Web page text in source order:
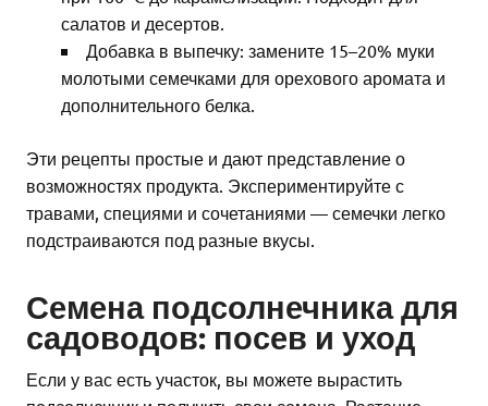
салатов и десертов.
Добавка в выпечку: замените 15–20% муки
молотыми семечками для орехового аромата и
дополнительного белка.
Эти рецепты простые и дают представление о
возможностях продукта. Экспериментируйте с
травами, специями и сочетаниями — семечки легко
подстраиваются под разные вкусы.
Семена подсолнечника для
садоводов: посев и уход
Если у вас есть участок, вы можете вырастить